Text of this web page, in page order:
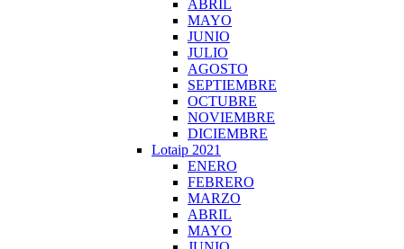
ABRIL
MAYO
JUNIO
JULIO
AGOSTO
SEPTIEMBRE
OCTUBRE
NOVIEMBRE
DICIEMBRE
Lotaip 2021
ENERO
FEBRERO
MARZO
ABRIL
MAYO